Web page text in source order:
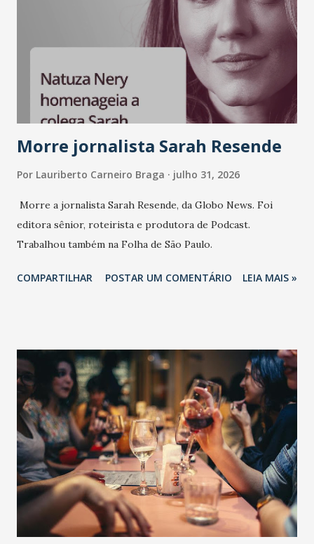
liderança e estratégia. - Vivemos um momento em que todo
mundo fala muito e poucos entregam de verdade. O NM2B
sempre existiu para dar palco a quem constrói com
consistência, e nesta edição isso fica ainda mais claro.
Vamos reforçar que ser genuíno sustenta a confiança entre
marcas, pessoas e mercado", afirma Tamires So...
Morre jornalista Sarah Resende
Por Lauriberto Carneiro Braga julho 31, 2026
Morre a jornalista Sarah Resende, da Globo News. Foi
editora sênior, roteirista e produtora de Podcast.
Trabalhou também na Folha de São Paulo.
COMPARTILHAR POSTAR UM COMENTÁRIO LEIA MAIS »